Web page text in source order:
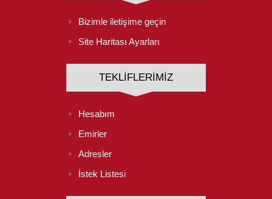
Bizimle iletişime geçin
Site Haritası Ayarları
TEKLIFLERIMIZ
Hesabım
Emirler
Adresler
İstek Listesi